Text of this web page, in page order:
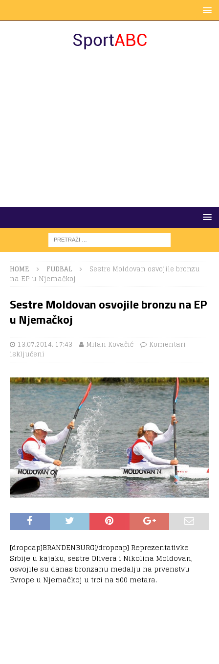
HOME FUDBAL
Sestre Moldovan osvojile bronzu
na EP u Njemačkoj
Sestre Moldovan osvojile bronzu na EP
u Njemačkoj
13.07.2014. 17:43 Milan Kovačić
Komentari
isključeni
[dropcap]BRANDENBURG[/dropcap] Reprezentativke
Srbije u kajaku, sestre Olivera i Nikolina Moldovan,
osvojile su danas bronzanu medalju na prvenstvu
Evrope u Njemačkoj u trci na 500 metara.